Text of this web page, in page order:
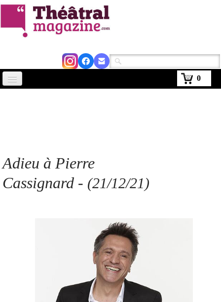
0
Adieu à Pierre
Cassignard - (21/12/21)